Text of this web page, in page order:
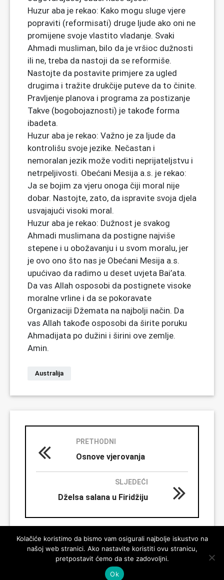
Huzur aba je rekao: Kako mogu sluge vjere
popraviti (reformisati) druge ljude ako oni ne
promijene svoje vlastito vladanje. Svaki
Ahmadi musliman, bilo da je vršioc dužnosti
ili ne, treba da nastoji da se reformiše.
Nastojte da postavite primjere za ugled
drugima i tražite drukčije puteve da to činite.
Pravljenje planova i programa za postizanje
Takve (bogobojaznosti) je takođe forma
ibadeta.
Huzur aba je rekao: Važno je za ljude da
kontrolišu svoje jezike. Nečastan i
nemoralan jezik može voditi neprijateljstvu i
netrpeljivosti. Obećani Mesija a.s. je rekao:
Ja se bojim za vjeru onoga čiji moral nije
dobar. Nastojte, zato, da ispravite svoja djela
usvajajući visoki moral.
Huzur aba je rekao: Dužnost je svakog
Ahmadi muslimana da postigne najviše
stepene i u obožavanju i u svom moralu, jer
je ovo ono što nas je Obećani Mesija a.s.
upućivao da radimo u deset uvjeta Bai’ata.
Da vas Allah osposobi da postignete visoke
moralne vrline i da se pokoravate
Organizaciji Džemata na najbolji način. Da
vas Allah takođe osposobi da širite poruku
Ahmadijata po dužini i širini ove zemlje.
Amin.
Australija
PRETHODNI
Osnove vjerovanja
SLJEDEĆI
Dželsa salana u Firidžiju
© 2026 Ahmadija muslimanski džemat
Kolačiće koristimo da bismo vam osigurali najbolje iskustvo na
našoj web stranici. Ako nastavite koristiti ovu stranicu,
pretpostavit ćemo da ste zadovoljni.
Ok